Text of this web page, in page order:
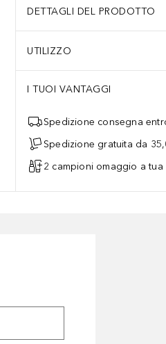
DETTAGLI DEL PRODOTTO
UTILIZZO
I TUOI VANTAGGI
Spedizione consegna
Spedizione gratuita da
2 campioni omaggio a tua